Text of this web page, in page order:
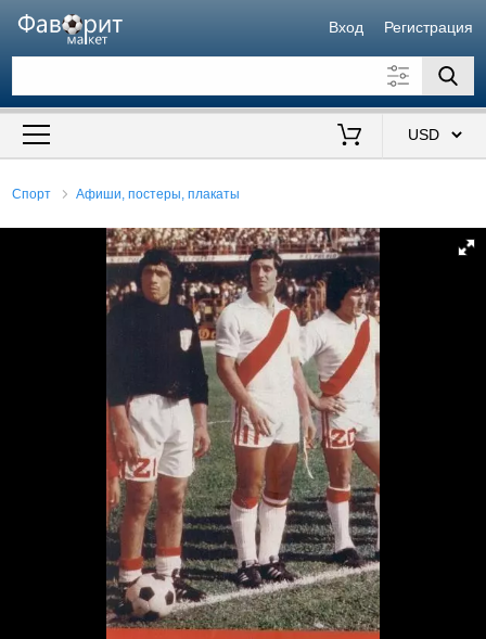
Вход Регистрация
Искать также в описании
Спорт Афиши, постеры, плакаты